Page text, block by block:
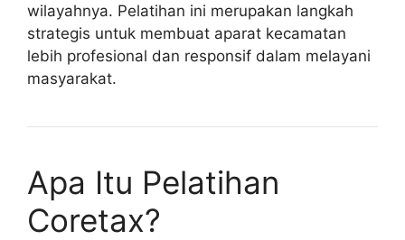
wilayahnya. Pelatihan ini merupakan langkah
strategis untuk membuat aparat kecamatan
lebih profesional dan responsif dalam melayani
masyarakat.
Apa Itu Pelatihan
Coretax?